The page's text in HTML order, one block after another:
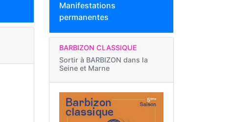
Manifestations
permanentes
BARBIZON CLASSIQUE
Sortir à BARBIZON dans la
Seine et Marne